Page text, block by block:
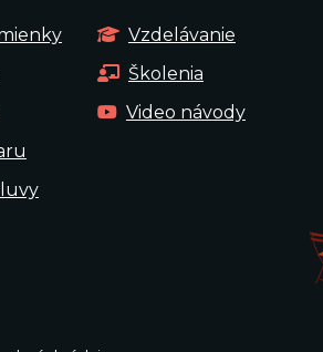
Vzdelávanie
Školenia
Video návody